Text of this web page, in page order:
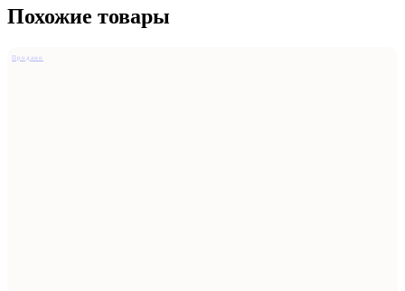
Похожие товары
Продано